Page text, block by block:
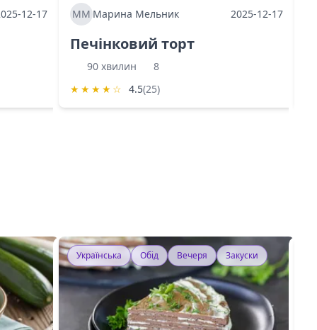
12-17 МММарина Мельник 2025-12-17
Печінковий торт
90 хвилин
8
★ ★ ★ ★ ☆ 4.5(25)
Українська Обід Вечеря Закуски